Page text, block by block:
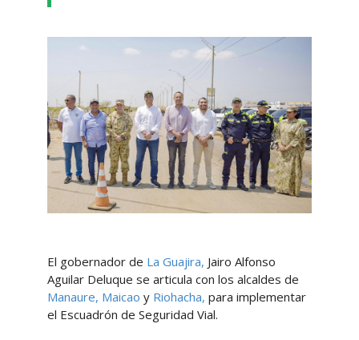
El gobernador de La Guajira, Jairo Alfonso
Aguilar Deluque se articula con los alcaldes de
Manaure, Maicao y Riohacha, para implementar
el Escuadrón de Seguridad Vial.